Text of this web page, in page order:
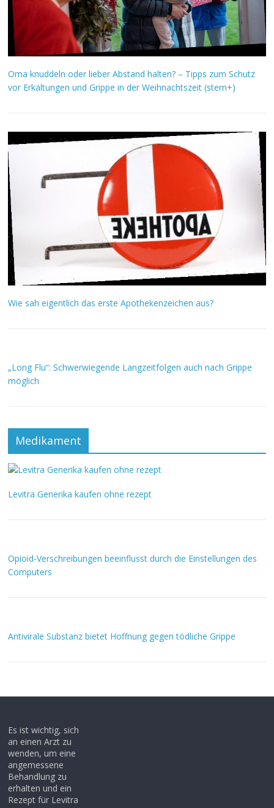
Oma knuddeln oder lieber Abstand halten? – Tipps zum Schutz
vor Erkältungen und Grippe in der Weihnachtszeit (stern+)
Wie sah eigentlich das erste Apothekenzeichen aus?
„Long Flu“: Schwerwiegende Langzeitfolgen auch nach Grippe
möglich
Medikament
Levitra Generika kaufen ohne rezept
Opioid-Verschreibungen beeinflusst durch die Einstellungen des
Computers
Antivirale Substanz bietet Hoffnung gegen tödliche Grippe
Es ist wichtig, sich
an einen Arzt zu
wenden, um eine
angemessene
Behandlung zu
erhalten und ein
Rezept für Levitra